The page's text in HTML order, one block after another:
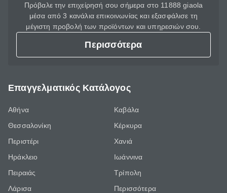
Πρόβαλε την επιχείρησή σου σήμερα στο 11888 giaola
μέσα από 3 κανάλια επικοινωνίας και εξασφάλισε τη
μέγιστη προβολή των προϊόντων και υπηρεσιών σου.
Περισσότερα
Επαγγελματικός Κατάλογος
Αθήνα
Θεσσαλονίκη
Περιστέρι
Ηράκλειο
Πειραιάς
Λάρισα
Καβάλα
Κέρκυρα
Χανιά
Ιωάννινα
Τρίπολη
Περισσότερα